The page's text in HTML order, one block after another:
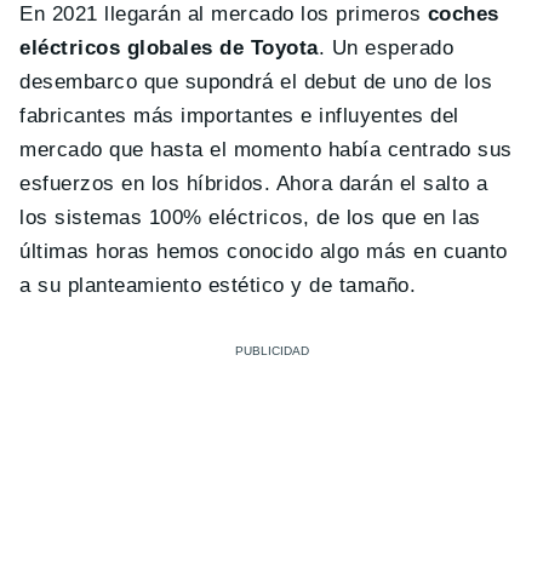
En 2021 llegarán al mercado los primeros coches
eléctricos globales de Toyota. Un esperado
desembarco que supondrá el debut de uno de los
fabricantes más importantes e influyentes del
mercado que hasta el momento había centrado sus
esfuerzos en los híbridos. Ahora darán el salto a
los sistemas 100% eléctricos, de los que en las
últimas horas hemos conocido algo más en cuanto
a su planteamiento estético y de tamaño.